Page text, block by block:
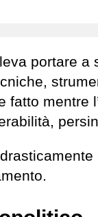
portare a
fatto mentre